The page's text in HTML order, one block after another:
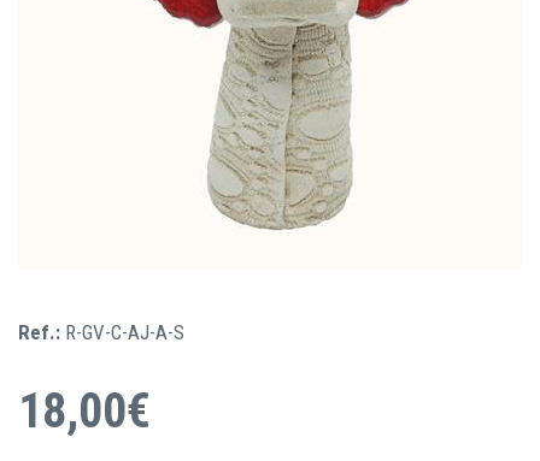
Ref.: R-GV-C-AJ-A-S
18,00€